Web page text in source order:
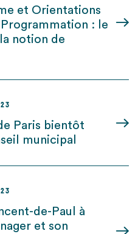
et Orientations
: le
notion de
Paris bientôt
municipal
de-Paul à
et son